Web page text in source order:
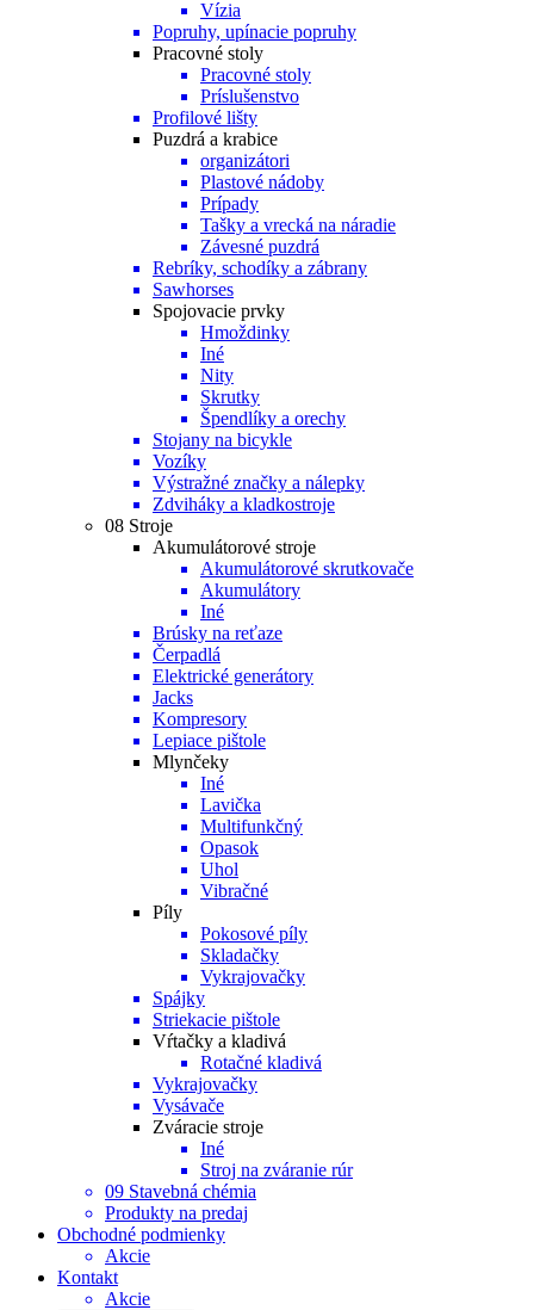
Vízia
Popruhy, upínacie popruhy
Pracovné stoly
Pracovné stoly
Príslušenstvo
Profilové lišty
Puzdrá a krabice
organizátori
Plastové nádoby
Prípady
Tašky a vrecká na náradie
Závesné puzdrá
Rebríky, schodíky a zábrany
Sawhorses
Spojovacie prvky
Hmoždinky
Iné
Nity
Skrutky
Špendlíky a orechy
Stojany na bicykle
Vozíky
Výstražné značky a nálepky
Zdviháky a kladkostroje
08 Stroje
Akumulátorové stroje
Akumulátorové skrutkovače
Akumulátory
Iné
Brúsky na reťaze
Čerpadlá
Elektrické generátory
Jacks
Kompresory
Lepiace pištole
Mlynčeky
Iné
Lavička
Multifunkčný
Opasok
Uhol
Vibračné
Píly
Pokosové píly
Skladačky
Vykrajovačky
Spájky
Striekacie pištole
Vŕtačky a kladivá
Rotačné kladivá
Vykrajovačky
Vysávače
Zváracie stroje
Iné
Stroj na zváranie rúr
09 Stavebná chémia
Produkty na predaj
Obchodné podmienky
Akcie
Kontakt
Akcie